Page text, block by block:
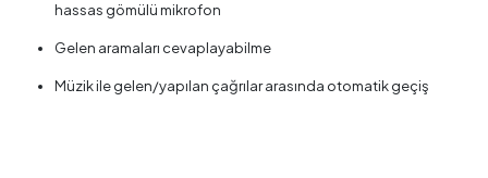
hassas gömülü mikrofon
Gelen aramaları cevaplayabilme
Müzik ile gelen/yapılan çağrılar arasında otomatik geçiş